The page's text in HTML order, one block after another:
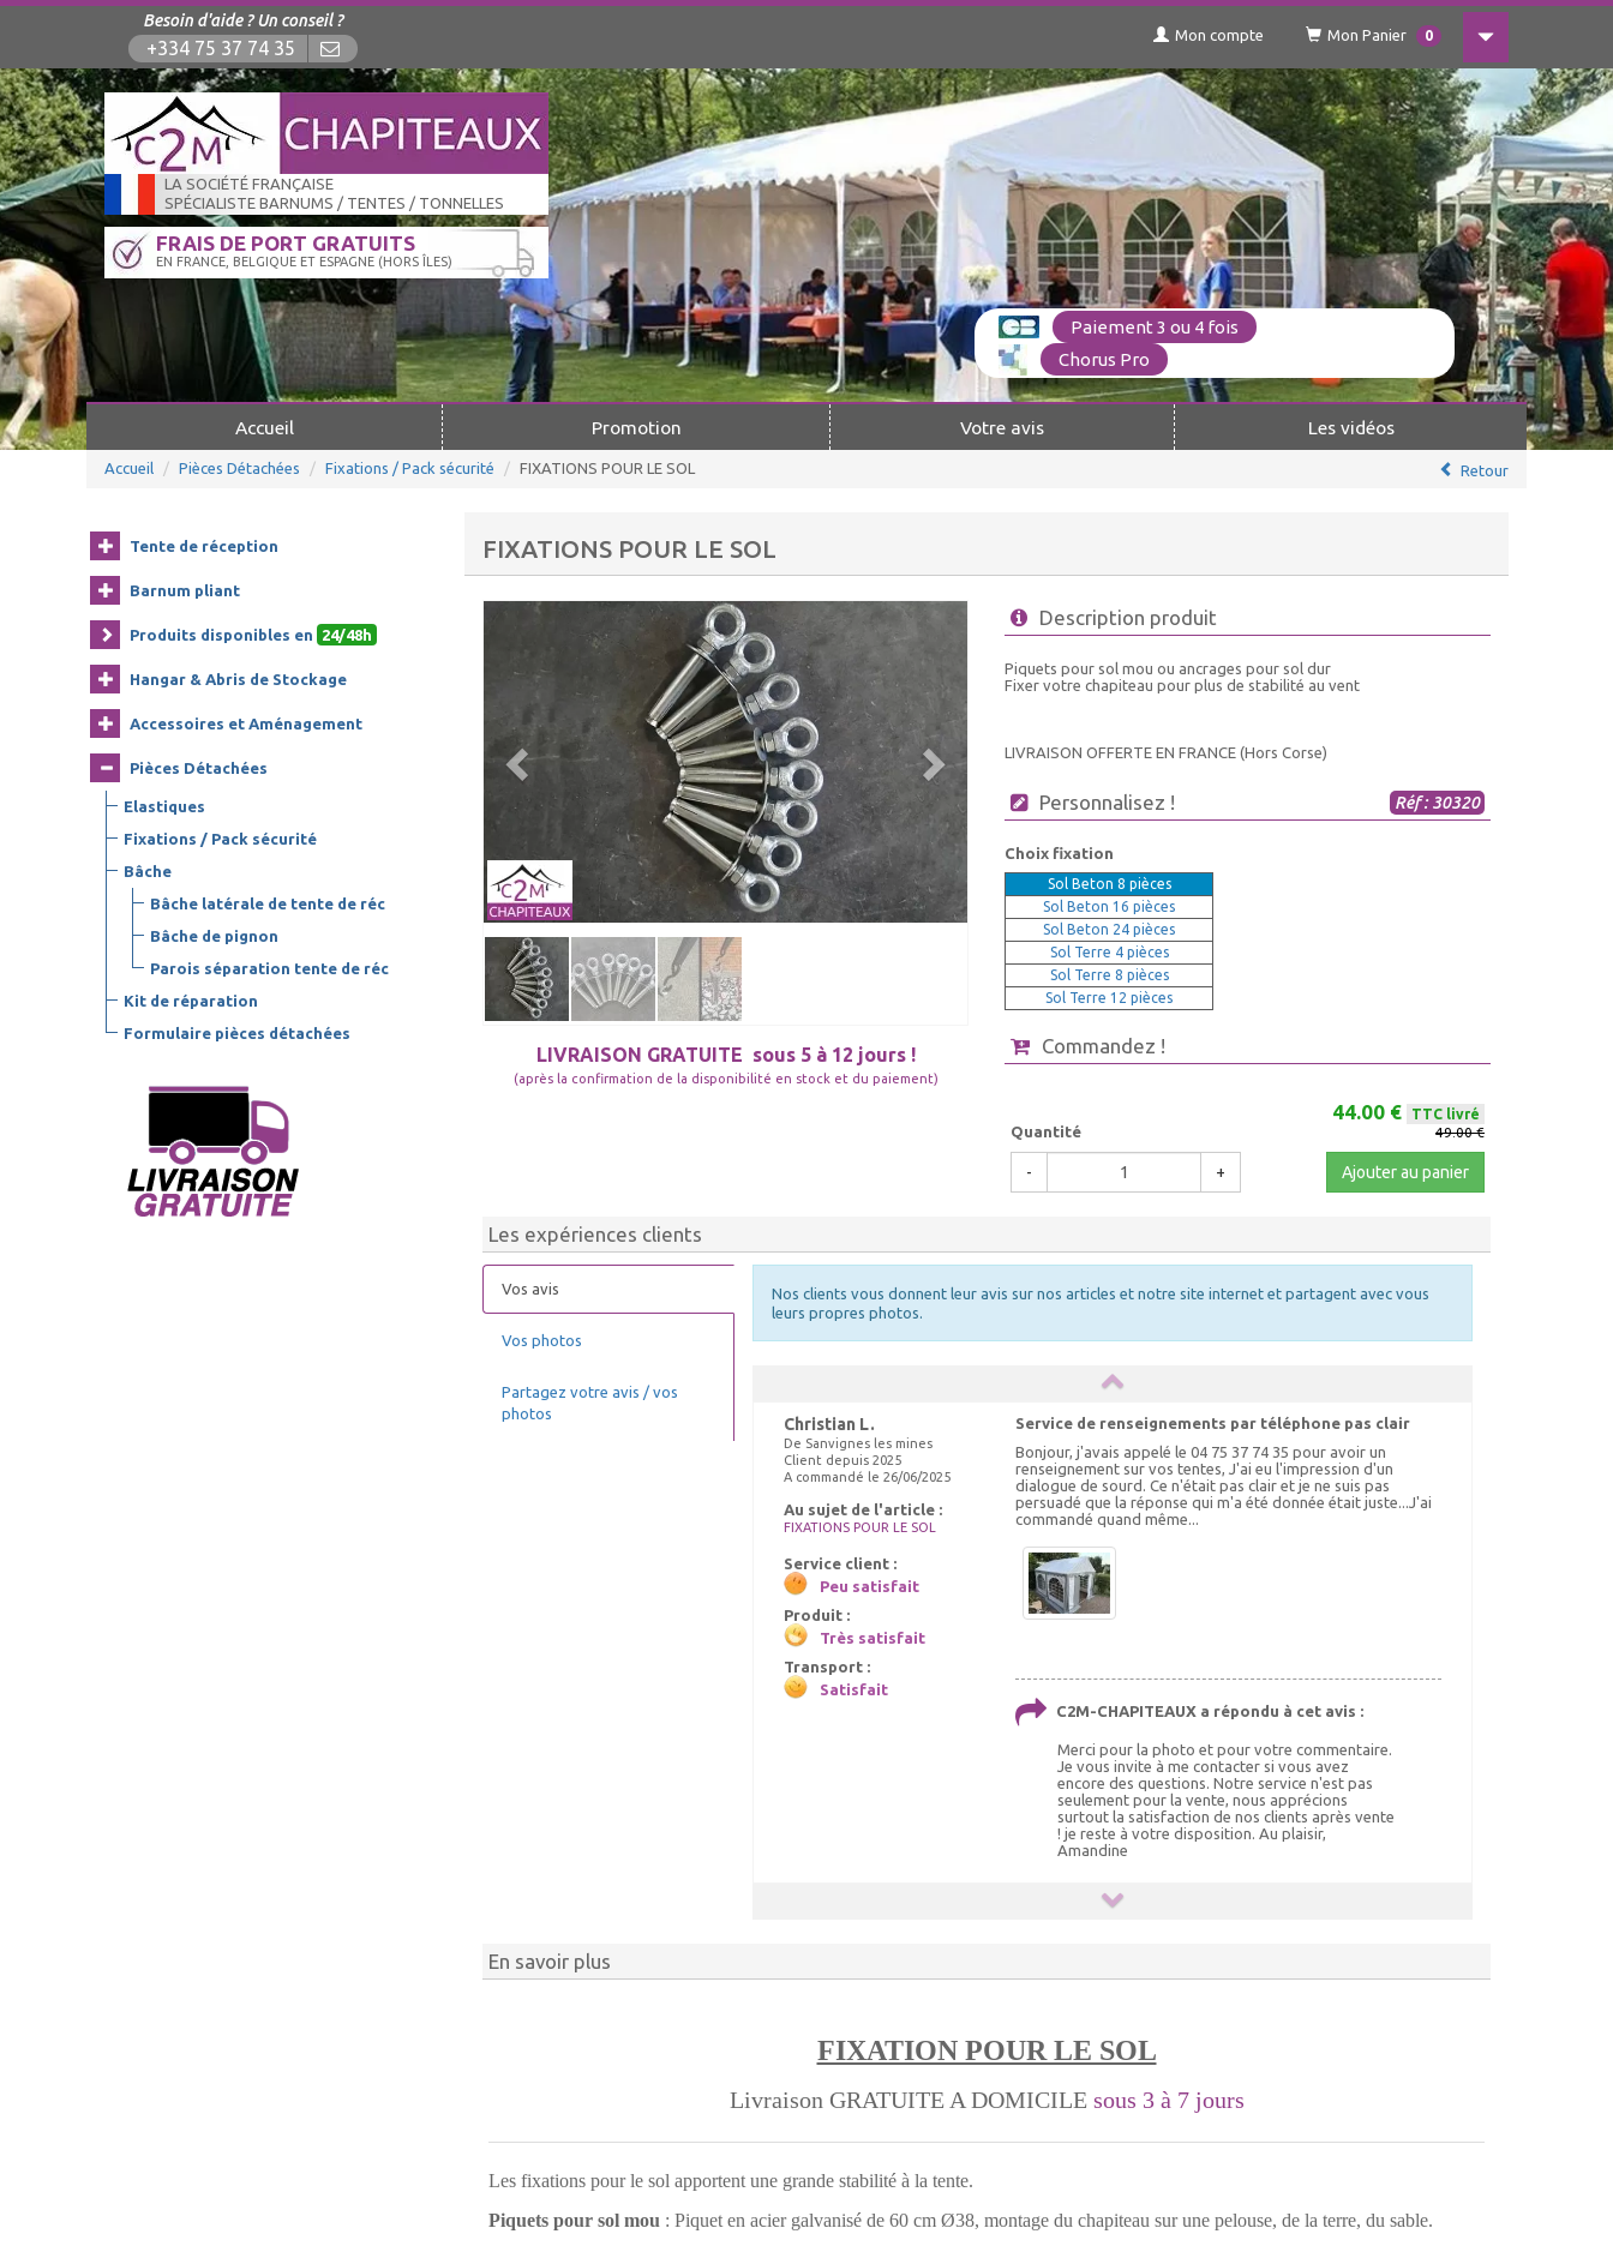
Besoin d'aide ? Un conseil ?
+334 75 37 74 35
Mon compte Mon Panier 0
LA SOCIÉTÉ FRANÇAISE
SPÉCIALISTE BARNUMS / TENTES / TONNELLES
FRAIS DE PORT GRATUITS
EN FRANCE, BELGIQUE ET ESPAGNE (HORS ÎLES)
Paiement 3 ou 4 fois
Chorus Pro
Accueil Promotion Votre avis Les vidéos
Accueil Pièces Détachées Fixations / Pack sécurité FIXATIONS POUR LE SOL Retour
Tente de réception
Barnum pliant
Produits disponibles en 24/48h
Hangar & Abris de Stockage
Accessoires et Aménagement
Pièces Détachées
Elastiques
Fixations / Pack sécurité
Bâche
Bâche latérale de tente de réc
Bâche de pignon
Parois séparation tente de réc
Kit de réparation
Formulaire pièces détachées
FIXATIONS POUR LE SOL
LIVRAISON GRATUITE sous 5 à 12 jours !
(après la confirmation de la disponibilité en stock et du paiement)
Description produit
Piquets pour sol mou ou ancrages pour sol dur
Fixer votre chapiteau pour plus de stabilité au vent
LIVRAISON OFFERTE EN FRANCE (Hors Corse)
Personnalisez ! Réf : 30320
Choix fixation
Sol Beton 8 pièces
Sol Beton 16 pièces
Sol Beton 24 pièces
Sol Terre 4 pièces
Sol Terre 8 pièces
Sol Terre 12 pièces
Commandez !
Quantité
- +
44.00 €
TTC livré
49.00 €
Ajouter au panier
Les expériences clients
Vos avis
Vos photos
Partagez votre avis / vos
photos
Nos clients vous donnent leur avis sur nos articles et notre site internet et partagent avec vous
leurs propres photos.
Christian L.
De Sanvignes les mines
Client depuis 2025
A commandé le 26/06/2025
Au sujet de l'article :
FIXATIONS POUR LE SOL
Service client :
Peu satisfait
Produit :
Très satisfait
Transport :
Satisfait
Service de renseignements par téléphone pas clair
Bonjour, j'avais appelé le 04 75 37 74 35 pour avoir un
renseignement sur vos tentes, J'ai eu l'impression d'un
dialogue de sourd. Ce n'était pas clair et je ne suis pas
persuadé que la réponse qui m'a été donnée était juste...J'ai
commandé quand même...
C2M-CHAPITEAUX a répondu à cet avis :
Merci pour la photo et pour votre commentaire.
Je vous invite à me contacter si vous avez
encore des questions. Notre service n'est pas
seulement pour la vente, nous apprécions
surtout la satisfaction de nos clients après vente
! je reste à votre disposition. Au plaisir,
Amandine
En savoir plus
FIXATION POUR LE SOL
Livraison GRATUITE A DOMICILE sous 3 à 7 jours
Les fixations pour le sol apportent une grande stabilité à la tente.
Piquets pour sol mou : Piquet en acier galvanisé de 60 cm Ø38, montage du chapiteau sur une pelouse, de la terre, du sable.